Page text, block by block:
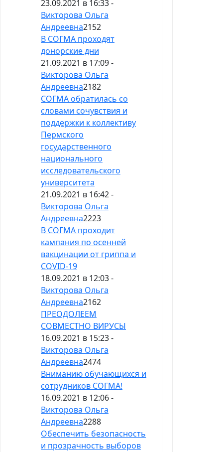
23.09.2021 в 16:33 -
Викторова Ольга
Андреевна2152
В СОГМА проходят
донорские дни
21.09.2021 в 17:09 -
Викторова Ольга
Андреевна2182
СОГМА обратилась со
словами сочувствия и
поддержки к коллективу
Пермского
государственного
национального
исследовательского
университета
21.09.2021 в 16:42 -
Викторова Ольга
Андреевна2223
В СОГМА проходит
кампания по осенней
вакцинации от гриппа и
COVID-19
18.09.2021 в 12:03 -
Викторова Ольга
Андреевна2162
ПРЕОДОЛЕЕМ
СОВМЕСТНО ВИРУСЫ
16.09.2021 в 15:23 -
Викторова Ольга
Андреевна2474
Вниманию обучающихся и
сотрудников СОГМА!
16.09.2021 в 12:06 -
Викторова Ольга
Андреевна2288
Обеспечить безопасность
и прозрачность выборов